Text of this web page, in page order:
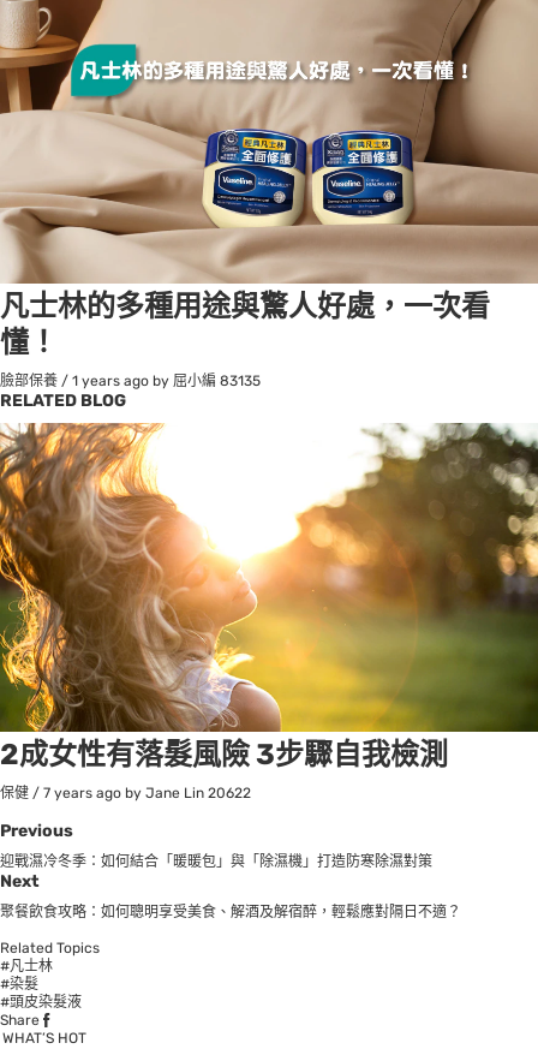
凡士林的多種用途與驚人好處，一次看
懂！
臉部保養 / 1 years ago by 屈小編 83135
RELATED BLOG
2成女性有落髮風險 3步驟自我檢測
保健 / 7 years ago by Jane Lin 20622
Previous
迎戰濕冷冬季：如何結合「暖暖包」與「除濕機」打造防寒除濕對策
Next
聚餐飲食攻略：如何聰明享受美食、解酒及解宿醉，輕鬆應對隔日不適？
Related Topics
#凡士林
#染髮
#頭皮染髮液
Share
WHAT’S HOT